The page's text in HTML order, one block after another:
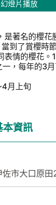
幻燈片播放
著名的櫻花
到了賞櫻時
表情的櫻花。
一，每年的3
月上旬
本資訊
市大口原